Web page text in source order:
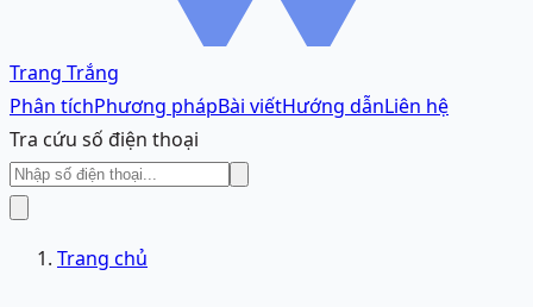
Trang Trắng
Phân tíchPhương phápBài viếtHướng dẫnLiên hệ
Tra cứu số điện thoại
Trang chủ